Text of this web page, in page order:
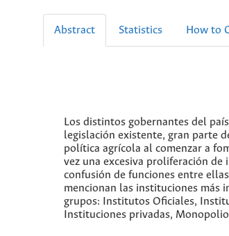
Abstract Statistics How to
Los distintos gobernantes del
legislación existente, gran parte
política agrícola al comenzar a
vez una excesiva proliferación
confusión de funciones entre
mencionan las instituciones más
grupos: Institutos Oficiales,
Instituciones privadas,